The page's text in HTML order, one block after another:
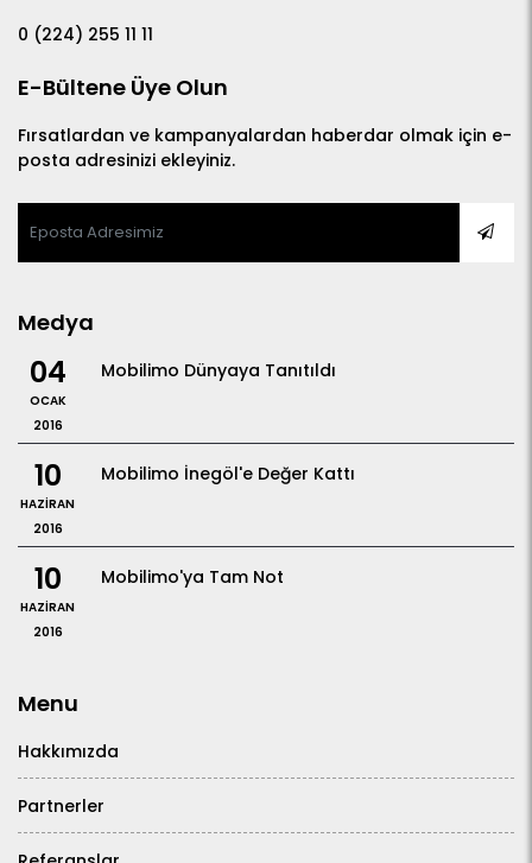
0 (224) 255 11 11
E-Bültene Üye Olun
Fırsatlardan ve kampanyalardan haberdar olmak için e-
posta adresinizi ekleyiniz.
Medya
04
OCAK
2016
Mobilimo Dünyaya Tanıtıldı
10
HAZIRAN
2016
Mobilimo İnegöl'e Değer Kattı
10
HAZIRAN
2016
Mobilimo'ya Tam Not
Menu
Hakkımızda
Partnerler